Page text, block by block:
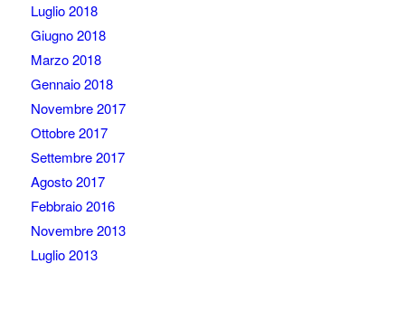
Luglio 2018
Giugno 2018
Marzo 2018
Gennaio 2018
Novembre 2017
Ottobre 2017
Settembre 2017
Agosto 2017
Febbraio 2016
Novembre 2013
Luglio 2013